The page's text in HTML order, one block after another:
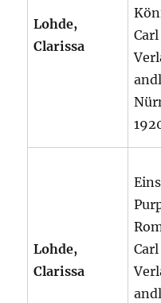
Lohde,
Clarissa
Lohde,
Clarissa